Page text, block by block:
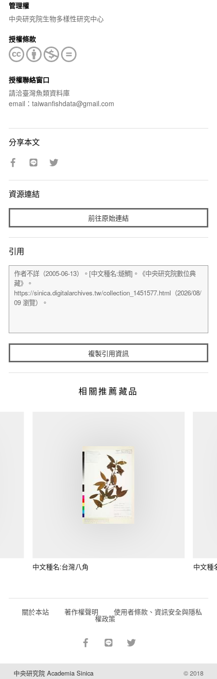
管理權
中央研究院生物多樣性研究中心
授權條款
授權聯絡窗口
請洽臺灣魚類資料庫
email：taiwanfishdata@gmail.com
分享本文
資源連結
前往原始連結
引用
複製引用資訊
相關推薦藏品
中文種名:台灣八角 中文種
關於本站 著作權聲明 使用者條款、資訊安全與隱私
權政策
中央研究院 Academia Sinica © 2018